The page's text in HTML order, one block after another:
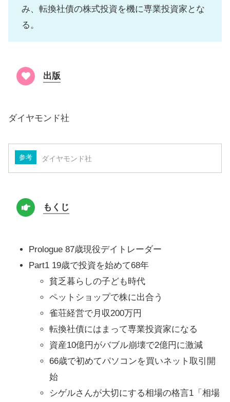
み、転換社債の株式投資を機に専業投資家とな
る。
出版
ダイヤモンド社
参考 ダイヤモンド社
もくじ
Prologue 87歳現役デイトレーダー
Part1 19歳で投資を始めて68年
貧乏暮らしの子ども時代
ペットショップで株に出合う
雀荘経営で月収200万円
転換社債にはまって専業投資家になる
資産10億円がバブル崩壊で2億円に激減
66歳で初めてパソコンを買いネット取引開
始
シゲルさんが大切にする相場の格言1「相場